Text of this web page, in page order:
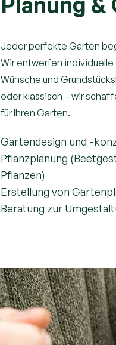
Jeder perfekte Garten
Wir entwerfen
Wünsche und
oder klassisch – wir
für Ihren Garten.
Gartendesign und -
Pflanzplanung
Pflanzen)
Erstellung von
Beratung zur